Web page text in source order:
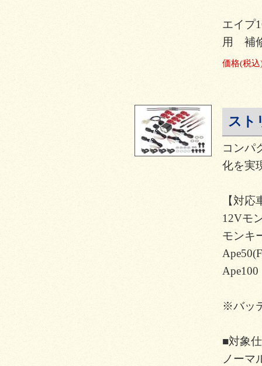
エイプ
用 補
価格(税込
スト
コンパ
化を実
【対応
12Vモ
モンキ
Ape100
※バッ
■対象
ノーマ